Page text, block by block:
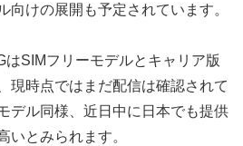
向けの展開も予定されています。
はSIMフリーモデルとキャリア版
現時点ではまだ配信は確認されて
デル同様、近日中に日本でも提供
いとみられます。